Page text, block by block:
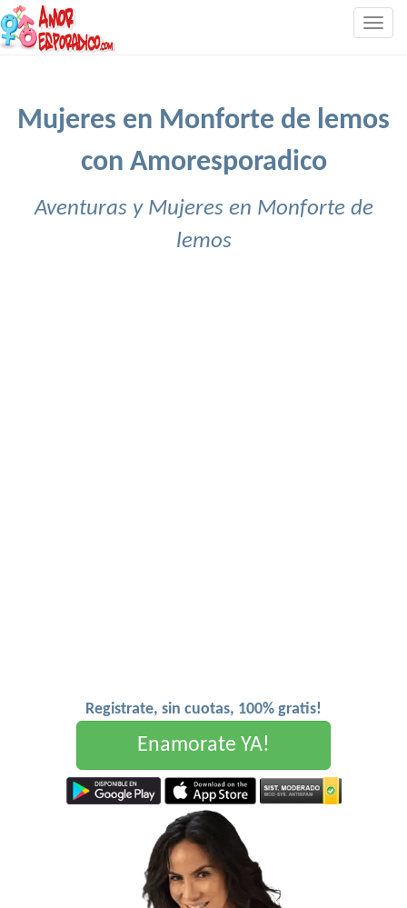
Mujeres en Monforte de lemos
con Amoresporadico
Aventuras y Mujeres en Monforte de
lemos
Registrate, sin cuotas, 100% gratis!
Enamorate YA!